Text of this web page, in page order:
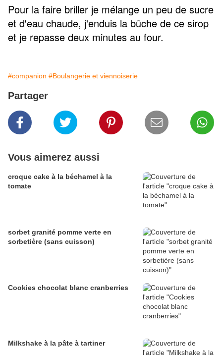
Pour la faire briller je mélange un peu de sucre
et d'eau chaude, j'enduis la bûche de ce sirop
et je repasse deux minutes au four.
#companion #Boulangerie et viennoiserie
Partager
Vous aimerez aussi
croque cake à la béchamel à la
tomate
sorbet granité pomme verte en
sorbetière (sans cuisson)
Cookies chocolat blanc cranberries
Milkshake à la pâte à tartiner